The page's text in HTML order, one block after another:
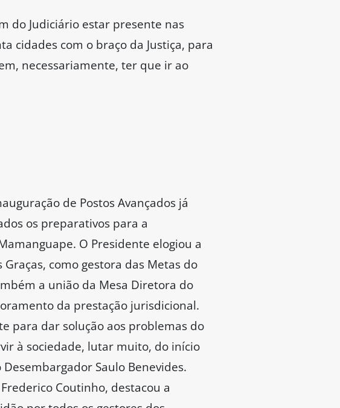
do Judiciário estar presente nas
cidades com o braço da Justiça, para
necessariamente, ter que ir ao
de Postos Avançados já
os preparativos para a
O Presidente elogiou a
como gestora das Metas do
a união da Mesa Diretora do
da prestação jurisdicional.
para dar solução aos problemas do
à sociedade, lutar muito, do início
Saulo Benevides.
Coutinho, destacou a